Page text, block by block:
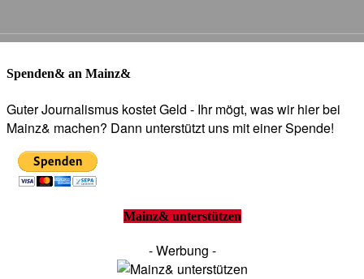
Spenden& an Mainz&
Guter Journalismus kostet Geld - Ihr mögt, was wir hier bei
Mainz& machen? Dann unterstützt uns mit einer Spende!
Mainz& unterstützen
- Werbung -